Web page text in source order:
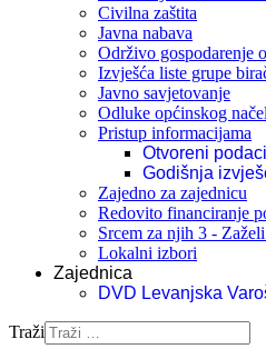
Civilna zaštita
Javna nabava
Održivo gospodarenje
Izvješća liste grupe
Javno savjetovanje
Odluke općinskog
Pristup informacijama
Otvoreni podaci
Godišnja
Zajedno za zajednicu
Redovito financiranje
Srcem za njih 3 -
Lokalni izbori
Zajednica
DVD Levanjska
Traži